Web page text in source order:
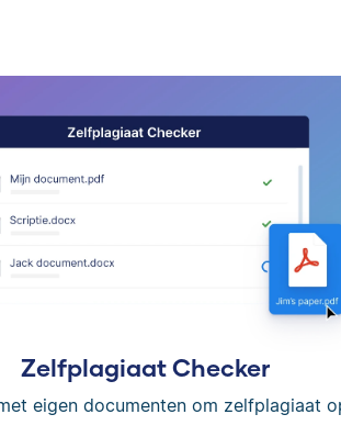
Zelfplagiaat Checker
eigen documenten om zelfplagiaat